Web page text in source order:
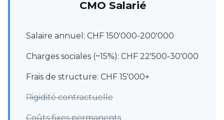
CMO Salarié
Salaire annuel: CHF 150'000-200'000
Charges sociales (~15%): CHF 22'500-30'000
Frais de structure: CHF 15'000+
Rigidité contractuelle
Coûts fixes permanents